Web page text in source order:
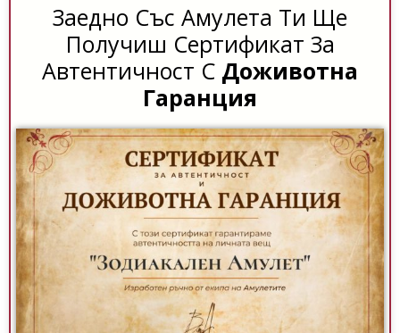
Заедно Със Амулета Ти Ще
Получиш Сертификат За
Автентичност С Доживотна
Гаранция